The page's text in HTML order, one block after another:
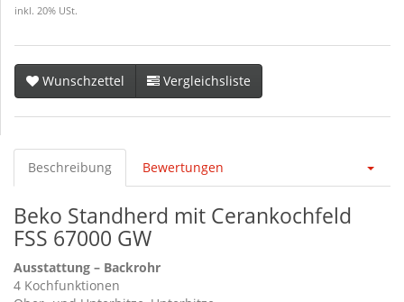
inkl. 20% USt.
Wunschzettel Vergleichsliste
Beschreibung Bewertungen
Beko Standherd mit Cerankochfeld
FSS 67000 GW
Ausstattung – Backrohr
4 Kochfunktionen